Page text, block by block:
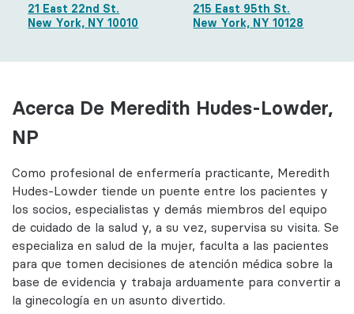
21 East 22nd St.
New York, NY 10010
215 East 95th St.
New York, NY 10128
Acerca De Meredith Hudes-Lowder,
NP
Como profesional de enfermería practicante, Meredith
Hudes-Lowder tiende un puente entre los pacientes y
los socios, especialistas y demás miembros del equipo
de cuidado de la salud y, a su vez, supervisa su visita. Se
especializa en salud de la mujer, faculta a las pacientes
para que tomen decisiones de atención médica sobre la
base de evidencia y trabaja arduamente para convertir a
la ginecología en un asunto divertido.